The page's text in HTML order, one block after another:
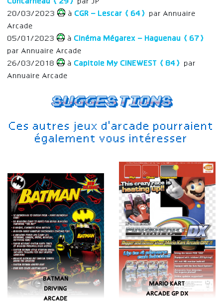
Suggestions
Ces autres jeux d'arcade pourraient
également vous intéresser
BATMAN
DRIVING
ARCADE
MARIO KART
ARCADE GP DX
Concarneau (29)
par JP
20/03/2023
à CGR – Lescar (64)
par Annuaire
Arcade
05/01/2023
à Cinéma Mégarex – Haguenau (67)
par Annuaire Arcade
26/03/2018
à Capitole My CINEWEST (84)
par
Annuaire Arcade